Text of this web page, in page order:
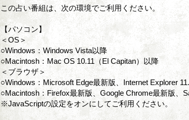
この占い番組は、次の環境でご利用ください。
【パソコン】
＜OS＞
○Windows：Windows Vista以降
○Macintosh：Mac OS 10.11（El Capitan）以降
＜ブラウザ＞
○Windows：Microsoft Edge最新版、Internet Explorer
○Macintosh：Firefox最新版、Google Chrome最新版、
※JavaScriptの設定をオンにしてご利用ください。